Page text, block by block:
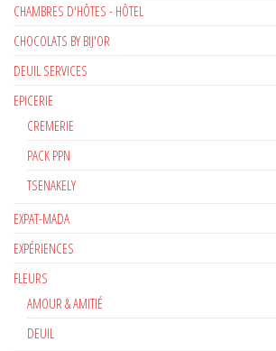
CHAMBRES D'HÔTES - HÔTEL
CHOCOLATS BY BIJ'OR
DEUIL SERVICES
EPICERIE
CREMERIE
PACK PPN
TSENAKELY
EXPAT-MADA
EXPÉRIENCES
FLEURS
AMOUR & AMITIÉ
DEUIL